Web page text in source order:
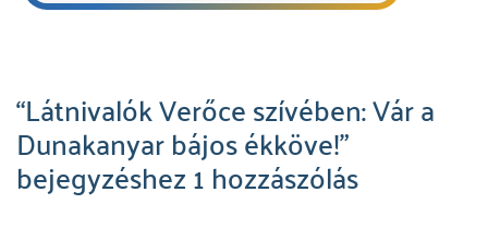
“Látnivalók Verőce szívében: Vár a
Dunakanyar bájos ékköve!”
bejegyzéshez 1 hozzászólás